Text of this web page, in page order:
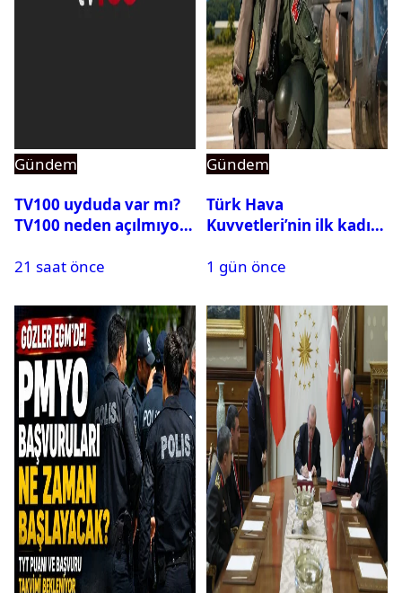
Gündem
TV100 uyduda var mı?
TV100 neden açılmıyor?
21 saat önce
Gündem
Türk Hava
Kuvvetleri’nin ilk kadın
Karapınar hakkında
ortaya çıktı
1 gün önce